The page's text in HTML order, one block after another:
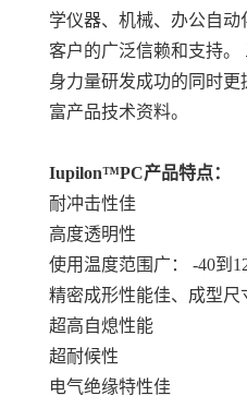
学仪器、机械、办公自
客户的广泛信赖和支持。
身力量研发成功的同时
富产品技术资料。
Iupilon™PC产品特点：
耐冲击性佳
高度透明性
使用温度范围广： -40到
精密成形性能佳、成型尺
超高自熄性能
超耐候性
电气绝缘特性佳